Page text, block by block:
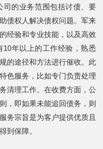
司的业务范围包括讨债、要
债权人解决债权问题。军来
经验和专业技能，以及高效
年以上的工作经验，熟悉
的途径和方法进行催收。此
色服务，比如专门负责处理
清理工作。在收费方面，公
，即如果未能追回债务，则
务宗旨是为客户提供优质且
到保障。